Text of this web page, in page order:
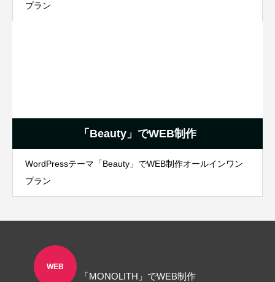
プラン
「Beauty」でWEB制作
WordPressテーマ「Beauty」でWEB制作オールインワン
プラン
WEB
「MONOLITH」でWEB制作